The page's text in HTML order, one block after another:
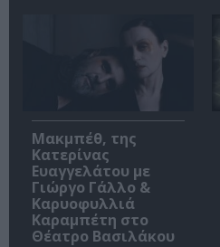
Μακμπέθ, της
Κατερίνας
Ευαγγελάτου με
Γιώργο Γάλλο &
Καρυοφυλλιά
Καραμπέτη στο
Θέατρο Βασιλάκου